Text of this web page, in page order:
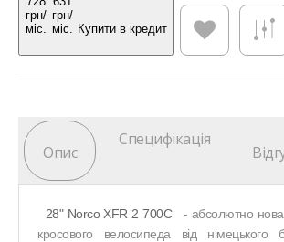
Купити в кредит
Опис
Специфікація
28" Norco XFR 2 700C
- абсолютно
кросового велосипеда від німецького